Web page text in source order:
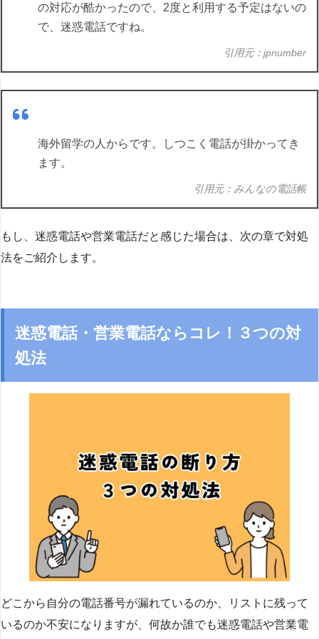
の対応が酷かったので、2度と利用する予定はないの
で、迷惑電話ですね。
引用元：jpnumber
海外留学の人からです。しつこく電話が掛かってき
ます。
引用元：みんなの電話帳
もし、迷惑電話や営業電話だと感じた場合は、次の章で対処
法をご紹介します。
迷惑電話・営業電話ならコレ！３つの対
処法
どこから自分の電話番号が漏れているのか、リストに残って
いるのか不安になりますが、何故か誰でも迷惑電話や営業電